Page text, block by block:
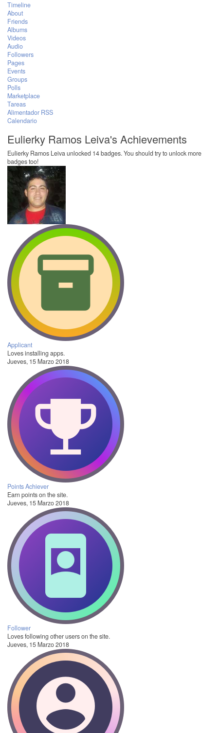
Timeline
About
Friends
Albums
Videos
Audio
Followers
Pages
Events
Groups
Polls
Marketplace
Tareas
Alimentador RSS
Calendario
Eulierky Ramos Leiva's Achievements
Eulierky Ramos Leiva unlocked 14 badges. You should try to unlock more
badges too!
Applicant
Loves installing apps.
Jueves, 15 Marzo 2018
Points Achiever
Earn points on the site.
Jueves, 15 Marzo 2018
Follower
Loves following other users on the site.
Jueves, 15 Marzo 2018